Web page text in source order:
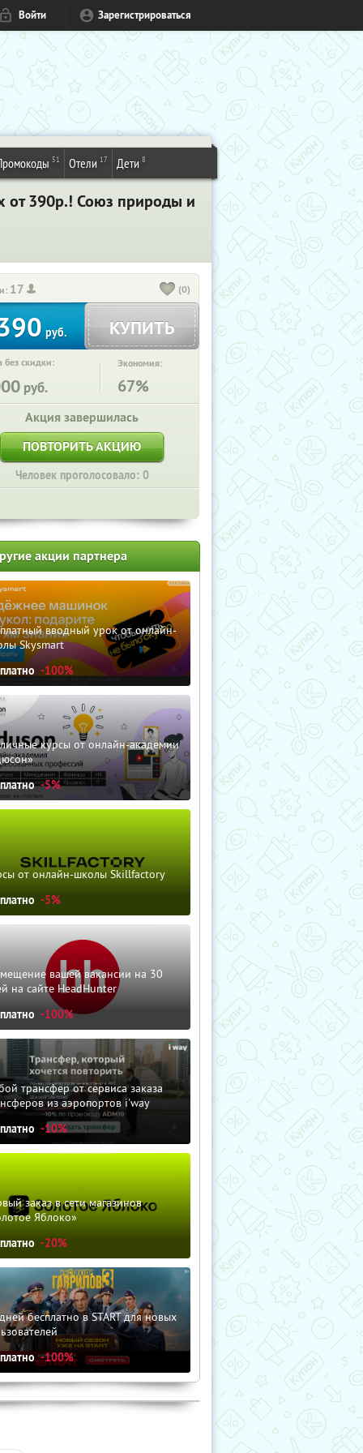
Войти Зарегистрироваться
51 Отели 17 Дети 8
от 390р.! Союз природы и
17 (0)
руб. КУПИТЬ
без скидки:
руб.
Экономия:
67%
Акция завершилась
ПОВТОРИТЬ АКЦИЮ
Человек проголосовало: 0
акции партнера
вводный урок от онлайн-
Skysmart
-100%
курсы от онлайн-академии
-5%
от онлайн-школы Skillfactory
-5%
вашей вакансии на 30
на сайте HeadHunter
-100%
трансфер от сервиса заказа
из аэропортов i'way
-10%
заказ в сети магазинов
Яблоко»
-20%
бесплатно в START для новых
-100%